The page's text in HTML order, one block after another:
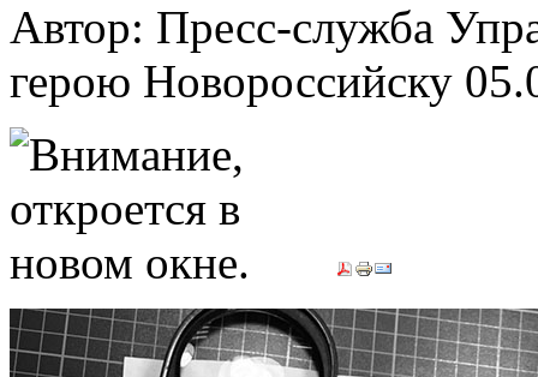
Автор: Пресс-служба
герою Новороссийску